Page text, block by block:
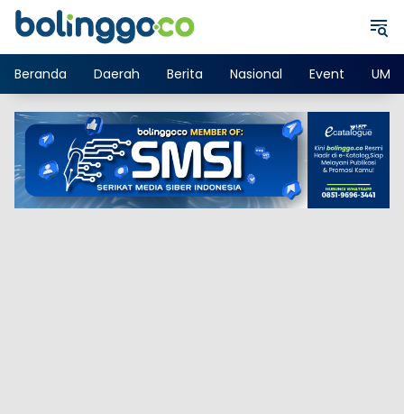
Langsung
Beranda
Daerah Berita Nasional Event